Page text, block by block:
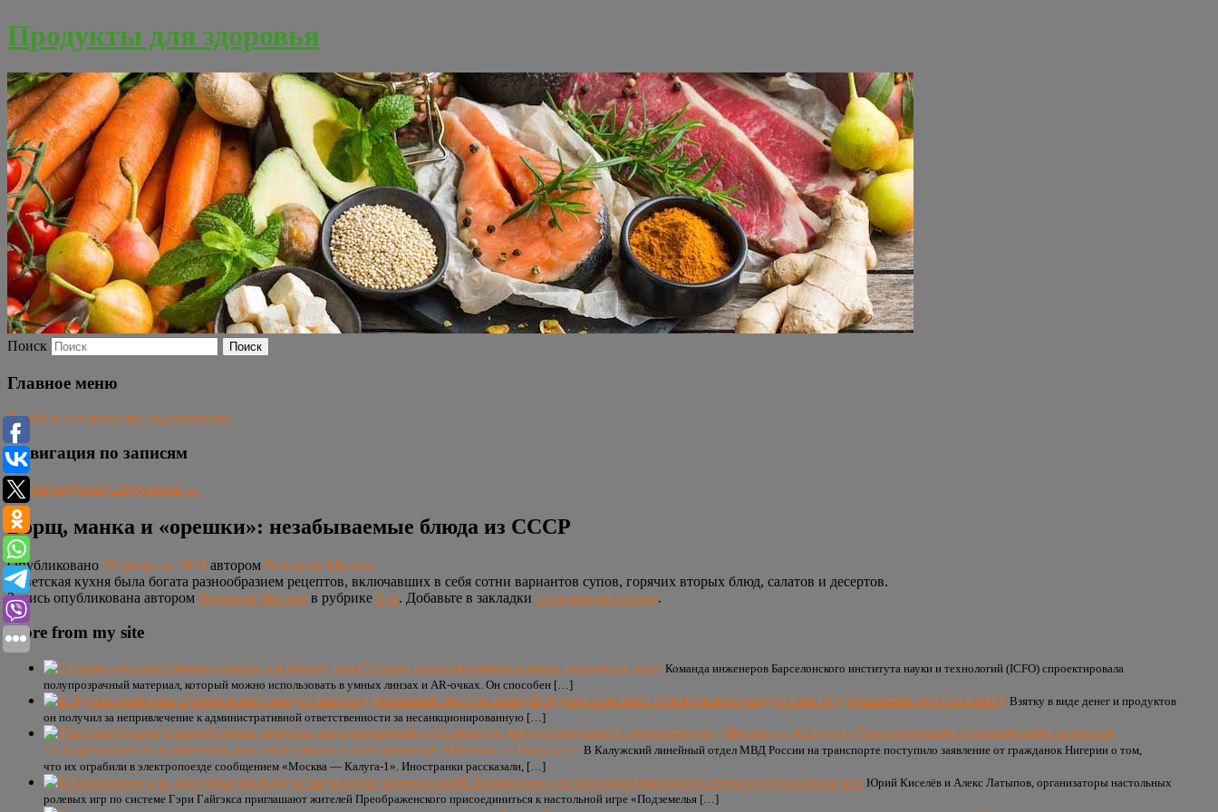
Продукты для здоровья
Поиск
Главное меню
Перейти к основному содержимому
Навигация по записям
←Предыдущая Следующая →
Борщ, манка и «орешки»: незабываемые блюда из СССР
Опубликовано 23 февраля, 2024 автором Вечерняя Москва
Советская кухня была богата разнообразием рецептов, включавших в себя сотни вариантов супов, горячих вторых блюд, салатов и десертов.
Запись опубликована автором Вечерняя Москва в рубрике Еда. Добавьте в закладки постоянную ссылку.
More from my site
Создана полупрозрачная камера для умных линз Команда инженеров Барселонского института науки и технологий (ICFO) спроектировала
полупрозрачный материал, который можно использовать в умных линзах и AR-очках. Он способен […]
В Курске замглавы Центрального округа взят под домашний арест за взятку Взятку в виде денег и продуктов
он получил за непривлечение к административной ответственности за несанкционированную […]
Транспортными полицейскими задержан
подозреваемый в ограблении двух иностранок в электропоезде «Москва — Калуга-1» В Калужский линейный отдел МВД России на транспорте поступило заявление от гражданок Нигерии о том,
что их ограбили в электропоезде сообщением «Москва — Калуга-1». Иностранки рассказали, […]
В Библиотеке для молодёжи пройдёт встреча клуба ролевых игр Юрий Киселёв и Алекс Латыпов, организаторы настольных
ролевых игр по системе Гэри Гайгэкса приглашают жителей Преображенского присоединиться к настольной игре «Подземелья […]